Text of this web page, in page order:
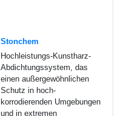
Stonchem
Hochleistungs-Kunstharz-
Abdichtungssystem, das
einen außergewöhnlichen
Schutz in hoch-
korrodierenden Umgebungen
und in extremen